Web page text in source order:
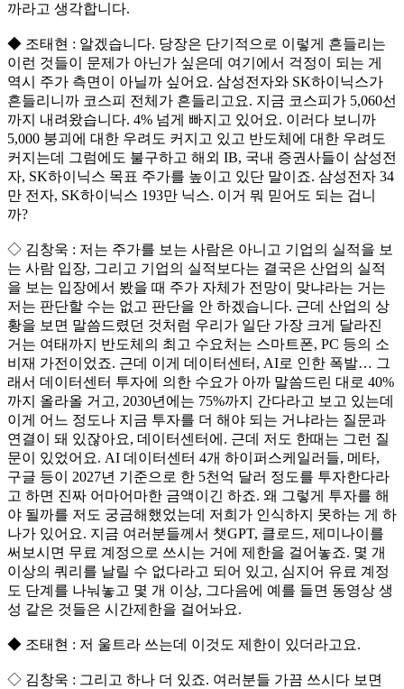
까라고 생각합니다.
◆ 조태현 : 알겠습니다. 당장은 단기적으로 이렇게 흔들리는
이런 것들이 문제가 아닌가 싶은데 여기에서 걱정이 되는 게
역시 주가 측면이 아닐까 싶어요. 삼성전자와 SK하이닉스가
흔들리니까 코스피 전체가 흔들리고요. 지금 코스피가 5,060선
까지 내려왔습니다. 4% 넘게 빠지고 있어요. 이러다 보니까
5,000 붕괴에 대한 우려도 커지고 있고 반도체에 대한 우려도
커지는데 그럼에도 불구하고 해외 IB, 국내 증권사들이 삼성전
자, SK하이닉스 목표 주가를 높이고 있단 말이죠. 삼성전자 34
만 전자, SK하이닉스 193만 닉스. 이거 뭐 믿어도 되는 겁니
까?
◇ 김창욱 : 저는 주가를 보는 사람은 아니고 기업의 실적을 보
는 사람 입장, 그리고 기업의 실적보다는 결국은 산업의 실적
을 보는 입장에서 봤을 때 주가 자체가 전망이 맞냐라는 거는
저는 판단할 수는 없고 판단을 안 하겠습니다. 근데 산업의 상
황을 보면 말씀드렸던 것처럼 우리가 일단 가장 크게 달라진
거는 여태까지 반도체의 최고 수요처는 스마트폰, PC 등의 소
비재 가전이었죠. 근데 이게 데이터센터, AI로 인한 폭발… 그
래서 데이터센터 투자에 의한 수요가 아까 말씀드린 대로 40%
까지 올라올 거고, 2030년에는 75%까지 간다라고 보고 있는데
이게 어느 정도나 지금 투자를 더 해야 되는 거냐라는 질문과
연결이 돼 있잖아요, 데이터센터에. 근데 저도 한때는 그런 질
문이 있었어요. AI 데이터센터 4개 하이퍼스케일러들, 메타,
구글 등이 2027년 기준으로 한 5천억 달러 정도를 투자한다라
고 하면 진짜 어마어마한 금액이긴 하죠. 왜 그렇게 투자를 해
야 될까를 저도 궁금해했었는데 저희가 인식하지 못하는 게 하
나가 있어요. 지금 여러분들께서 챗GPT, 클로드, 제미나이를
써보시면 무료 계정으로 쓰시는 거에 제한을 걸어놓죠. 몇 개
이상의 쿼리를 날릴 수 없다라고 되어 있고, 심지어 유료 계정
도 단계를 나눠놓고 몇 개 이상, 그다음에 예를 들면 동영상 생
성 같은 것들은 시간제한을 걸어놔요.
◆ 조태현 : 저 울트라 쓰는데 이것도 제한이 있더라고요.
◇ 김창욱 : 그리고 하나 더 있죠. 여러분들 가끔 쓰시다 보면